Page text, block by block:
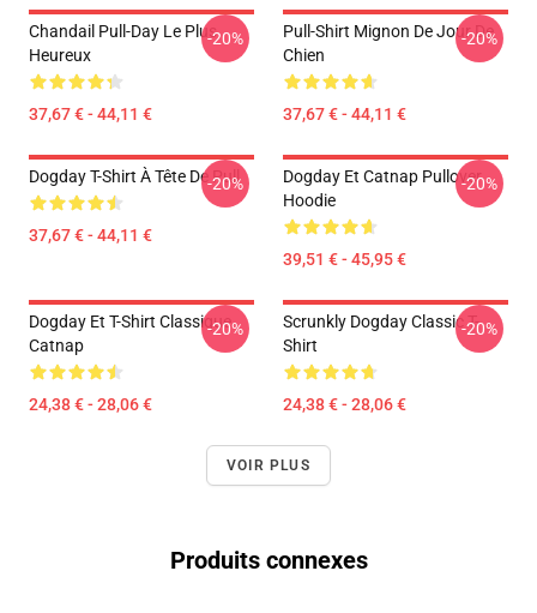
Chandail Pull-Day Le Plus
Heureux
37,67 € - 44,11 €
-20%
Pull-Shirt Mignon De Jour De
Chien
37,67 € - 44,11 €
-20%
Dogday T-Shirt À Tête De Pull
37,67 € - 44,11 €
-20%
Dogday Et Catnap Pullover
Hoodie
39,51 € - 45,95 €
-20%
Dogday Et T-Shirt Classique
Catnap
24,38 € - 28,06 €
-20%
Scrunkly Dogday Classic T-
Shirt
24,38 € - 28,06 €
-20%
VOIR PLUS
Produits connexes